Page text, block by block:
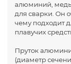
алюминий, медь
для сварки. Он
чему подходит
плавучих
Пруток
(диаметр